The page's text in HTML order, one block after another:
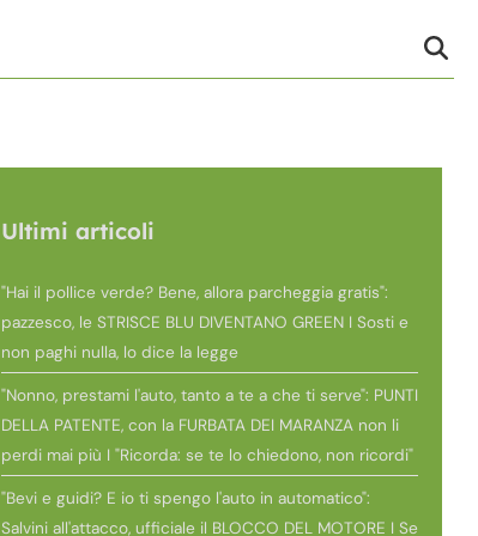
Ultimi articoli
"Hai il pollice verde? Bene, allora parcheggia gratis":
pazzesco, le STRISCE BLU DIVENTANO GREEN I Sosti e
non paghi nulla, lo dice la legge
"Nonno, prestami l'auto, tanto a te a che ti serve": PUNTI
DELLA PATENTE, con la FURBATA DEI MARANZA non li
perdi mai più I "Ricorda: se te lo chiedono, non ricordi"
"Bevi e guidi? E io ti spengo l'auto in automatico":
Salvini all'attacco, ufficiale il BLOCCO DEL MOTORE I Se